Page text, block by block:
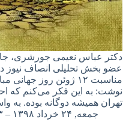
دکتر عباس نعیمی جورشری،
عضو بخش تحلیلی انصاف نیوز
مناسبت ۱۲ ژوئن روز
نوشت: به این فکر می‌کنم که
تهران همیشه دوگانه بوده. به
جمعه, ۲۴ خرداد ۱۳۹۸ – ۱۵:۵۳